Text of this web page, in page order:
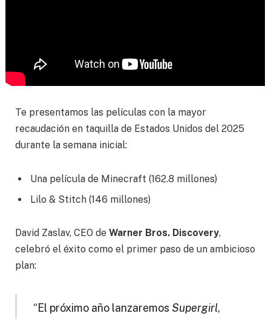
Te presentamos las películas con la mayor
recaudación en taquilla de Estados Unidos del 2025
durante la semana inicial:
Una película de Minecraft (162.8 millones)
Lilo & Stitch (146 millones)
David Zaslav, CEO de Warner Bros. Discovery,
celebró el éxito como el primer paso de un ambicioso
plan:
“El próximo año lanzaremos Supergirl,